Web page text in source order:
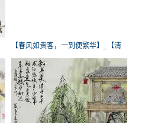
【春风如贵客，一到便繁华】_【清